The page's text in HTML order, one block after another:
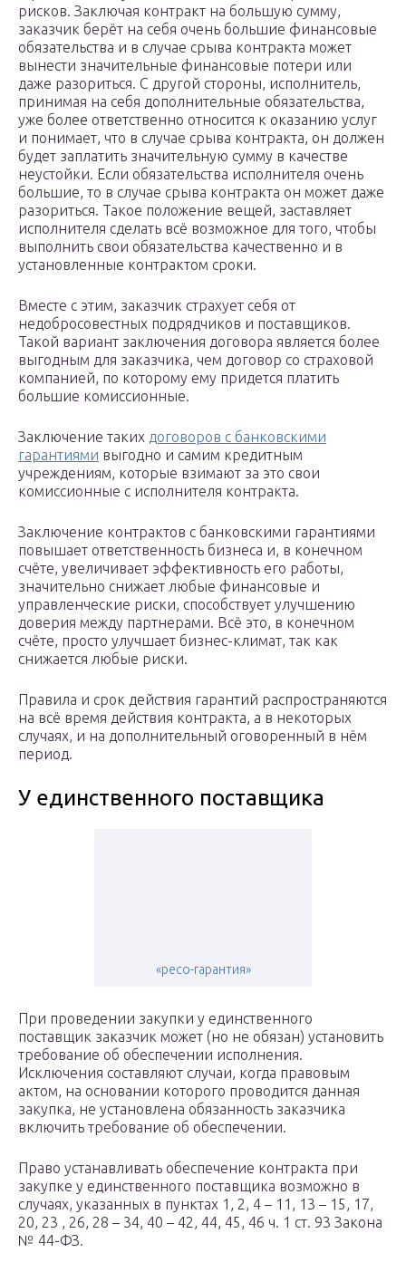
рисков. Заключая контракт на большую сумму,
заказчик берёт на себя очень большие финансовые
обязательства и в случае срыва контракта может
вынести значительные финансовые потери или
даже разориться. С другой стороны, исполнитель,
принимая на себя дополнительные обязательства,
уже более ответственно относится к оказанию услуг
и понимает, что в случае срыва контракта, он должен
будет заплатить значительную сумму в качестве
неустойки. Если обязательства исполнителя очень
большие, то в случае срыва контракта он может даже
разориться. Такое положение вещей, заставляет
исполнителя сделать всё возможное для того, чтобы
выполнить свои обязательства качественно и в
установленные контрактом сроки.
Вместе с этим, заказчик страхует себя от
недобросовестных подрядчиков и поставщиков.
Такой вариант заключения договора является более
выгодным для заказчика, чем договор со страховой
компанией, по которому ему придется платить
большие комиссионные.
Заключение таких договоров с банковскими
гарантиями выгодно и самим кредитным
учреждениям, которые взимают за это свои
комиссионные с исполнителя контракта.
Заключение контрактов с банковскими гарантиями
повышает ответственность бизнеса и, в конечном
счёте, увеличивает эффективность его работы,
значительно снижает любые финансовые и
управленческие риски, способствует улучшению
доверия между партнерами. Всё это, в конечном
счёте, просто улучшает бизнес-климат, так как
снижается любые риски.
Правила и срок действия гарантий распространяются
на всё время действия контракта, а в некоторых
случаях, и на дополнительный оговоренный в нём
период.
У единственного поставщика
«ресо-гарантия»
При проведении закупки у единственного
поставщик заказчик может (но не обязан) установить
требование об обеспечении исполнения.
Исключения составляют случаи, когда правовым
актом, на основании которого проводится данная
закупка, не установлена обязанность заказчика
включить требование об обеспечении.
Право устанавливать обеспечение контракта при
закупке у единственного поставщика возможно в
случаях, указанных в пунктах 1, 2, 4 – 11, 13 – 15, 17,
20, 23 , 26, 28 – 34, 40 – 42, 44, 45, 46 ч. 1 ст. 93 Закона
№ 44-ФЗ.